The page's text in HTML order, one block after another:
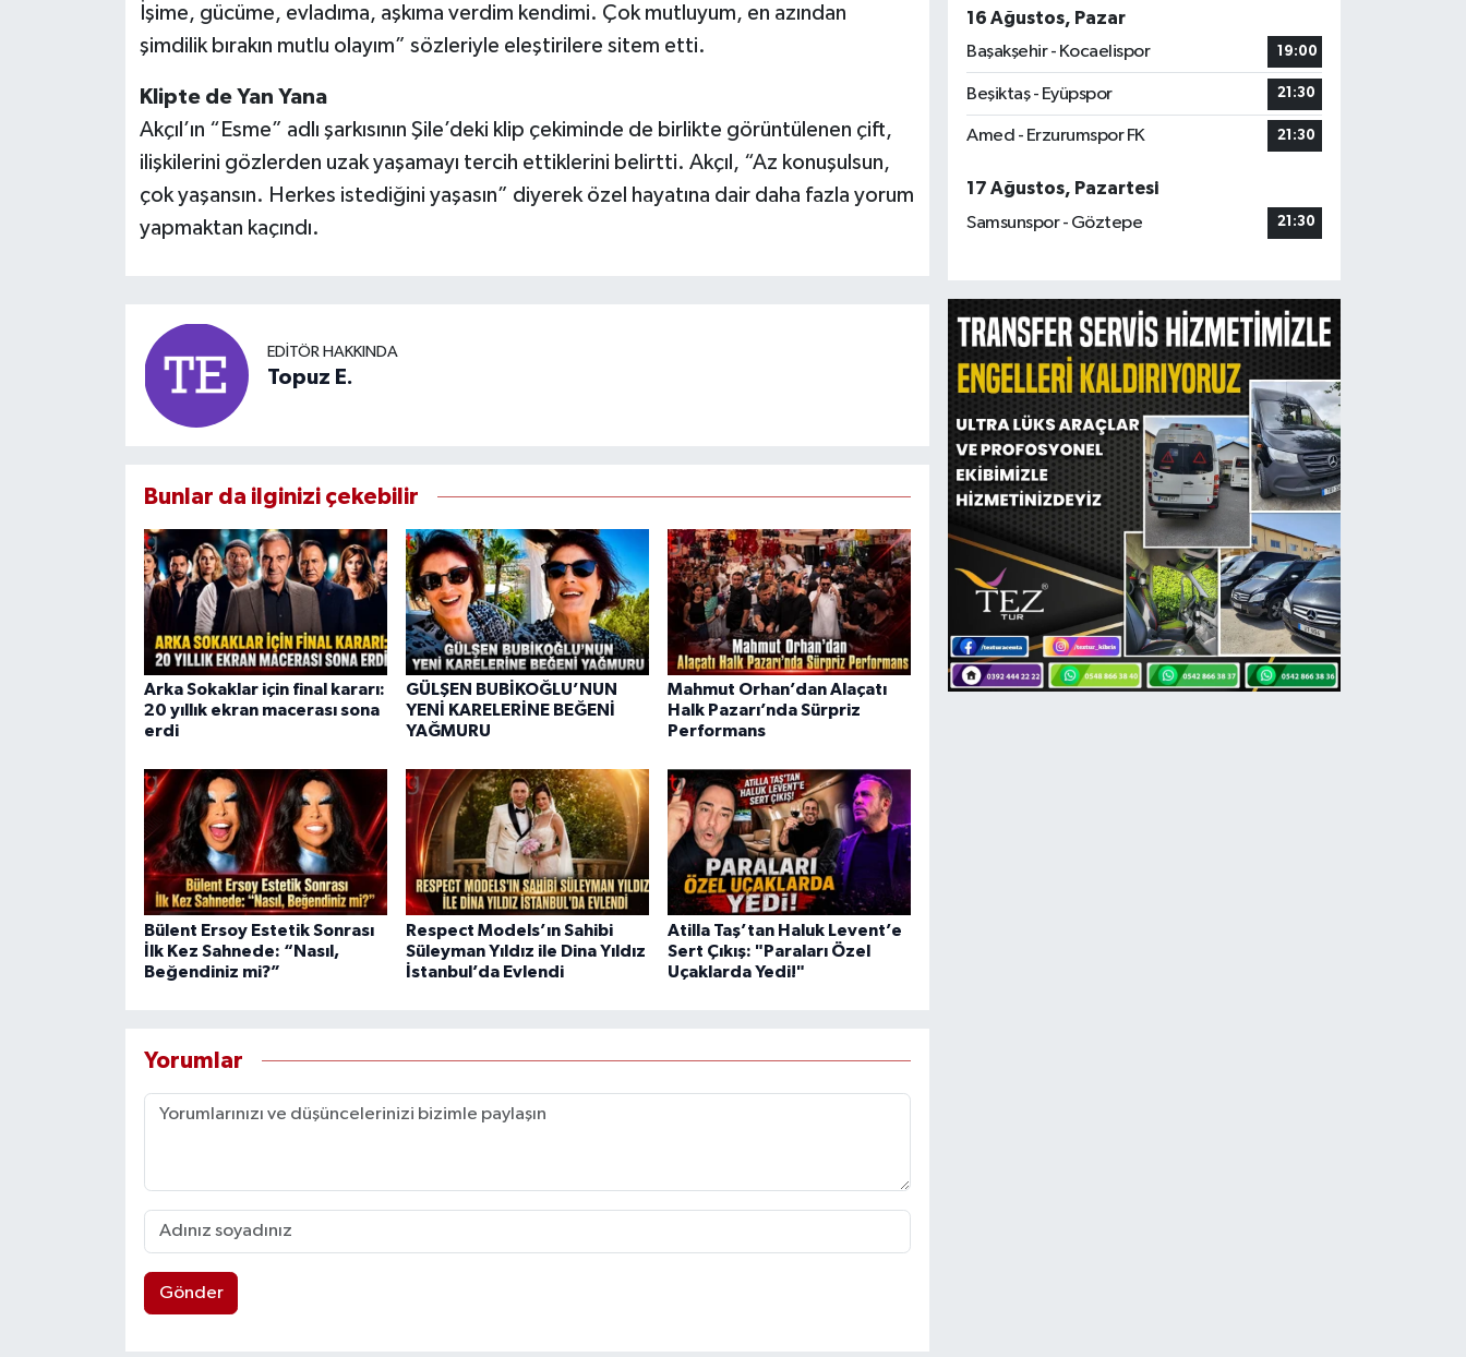
İşime, gücüme, evladıma, aşkıma verdim kendimi. Çok mutluyum, en azından
şimdilik bırakın mutlu olayım” sözleriyle eleştirilere sitem etti.
Klipte de Yan Yana
Akçıl’ın “Esme” adlı şarkısının Şile’deki klip çekiminde de birlikte görüntülenen çift,
ilişkilerini gözlerden uzak yaşamayı tercih ettiklerini belirtti. Akçıl, “Az konuşulsun,
çok yaşansın. Herkes istediğini yaşasın” diyerek özel hayatına dair daha fazla yorum
yapmaktan kaçındı.
EDITÖR HAKKINDA
Topuz E.
Bunlar da ilginizi çekebilir
Arka Sokaklar için final kararı:
20 yıllık ekran macerası sona
erdi
GÜLŞEN BUBİKOĞLU’NUN
YENİ KARELERİNE BEĞENİ
YAĞMURU
Mahmut Orhan’dan Alaçatı
Halk Pazarı’nda Sürpriz
Performans
Bülent Ersoy Estetik Sonrası
İlk Kez Sahnede: “Nasıl,
Beğendiniz mi?”
Respect Models’ın Sahibi
Süleyman Yıldız ile Dina Yıldız
İstanbul’da Evlendi
Atilla Taş’tan Haluk Levent’e
Sert Çıkış: "Paraları Özel
Uçaklarda Yedi!"
Yorumlar
Gönder
16 Ağustos, Pazar
Başakşehir - Kocaelispor
19:00
Beşiktaş - Eyüpspor 21:30
Amed - Erzurumspor FK 21:30
17 Ağustos, Pazartesi
Samsunspor - Göztepe
21:30